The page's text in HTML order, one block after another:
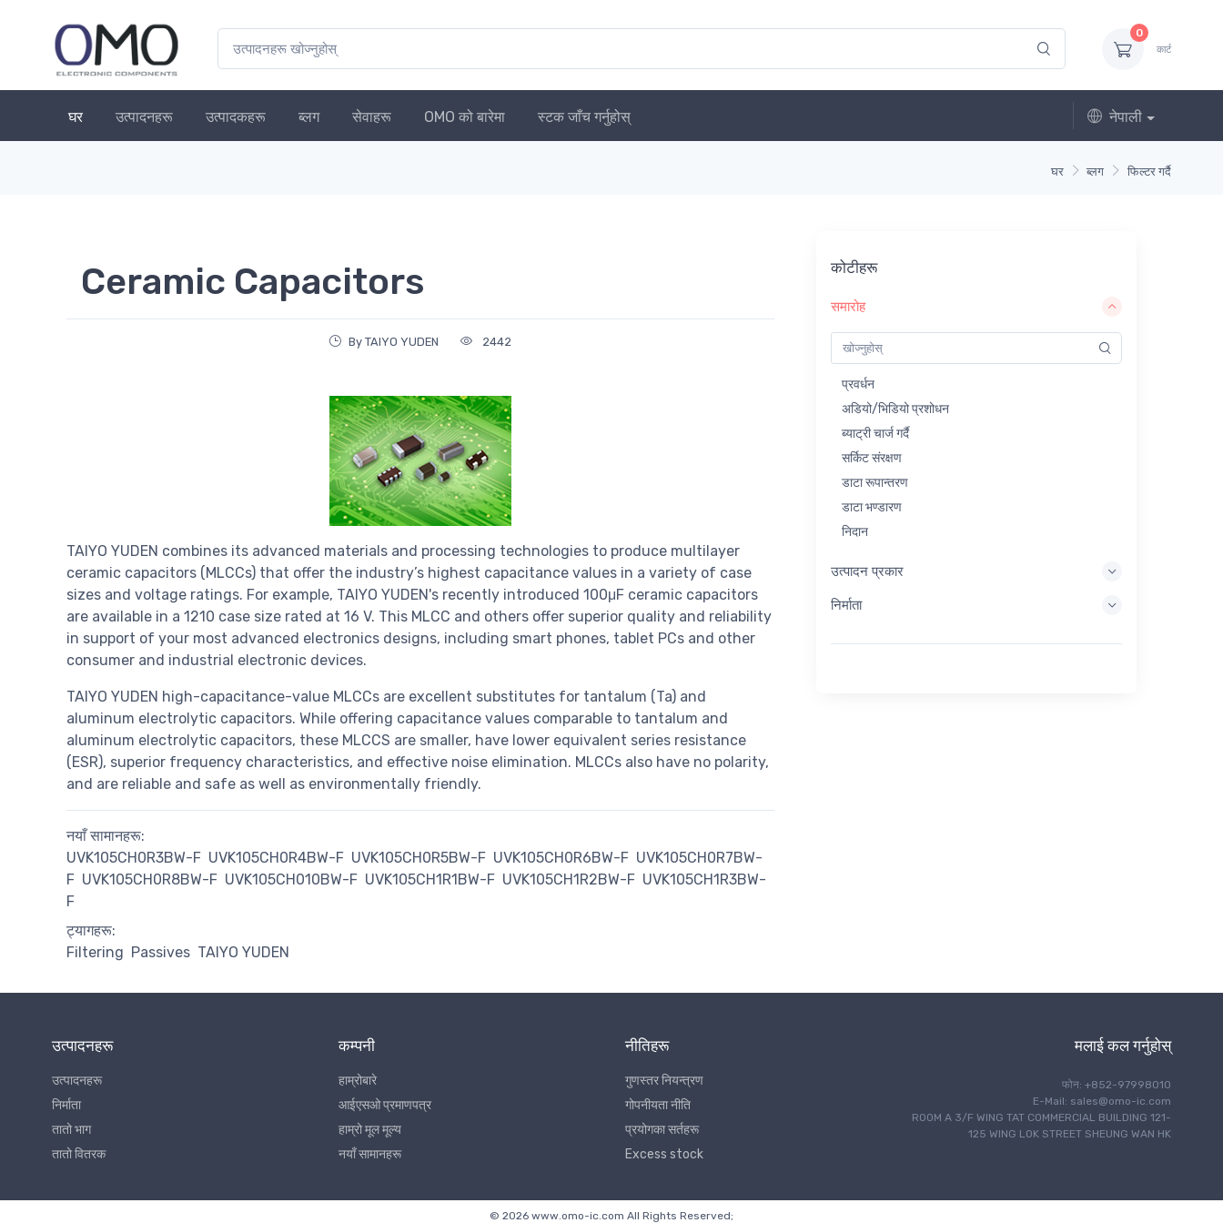
0
कार्ट
घर उत्पादनहरू उत्पादकहरू ब्लग सेवाहरू OMO को बारेमा स्टक जाँच गर्नुहोस् नेपाली
घर ब्लग फिल्टर गर्दै
Ceramic Capacitors
By TAIYO YUDEN 2442
TAIYO YUDEN combines its advanced materials and processing technologies to produce multilayer
ceramic capacitors (MLCCs) that offer the industry’s highest capacitance values in a variety of case
sizes and voltage ratings. For example, TAIYO YUDEN's recently introduced 100μF ceramic capacitors
are available in a 1210 case size rated at 16 V. This MLCC and others offer superior quality and reliability
in support of your most advanced electronics designs, including smart phones, tablet PCs and other
consumer and industrial electronic devices.
TAIYO YUDEN high-capacitance-value MLCCs are excellent substitutes for tantalum (Ta) and
aluminum electrolytic capacitors. While offering capacitance values comparable to tantalum and
aluminum electrolytic capacitors, these MLCCS are smaller, have lower equivalent series resistance
(ESR), superior frequency characteristics, and effective noise elimination. MLCCs also have no polarity,
and are reliable and safe as well as environmentally friendly.
नयाँ सामानहरू:
UVK105CH0R3BW-F UVK105CH0R4BW-F UVK105CH0R5BW-F UVK105CH0R6BW-F UVK105CH0R7BW-
F UVK105CH0R8BW-F UVK105CH010BW-F UVK105CH1R1BW-F UVK105CH1R2BW-F UVK105CH1R3BW-
F
ट्यागहरू:
Filtering Passives TAIYO YUDEN
कोटीहरू
समारोह
प्रवर्धन
अडियो/भिडियो प्रशोधन
ब्याट्री चार्ज गर्दै
सर्किट संरक्षण
डाटा रूपान्तरण
डाटा भण्डारण
निदान
इम्बेडेड प्रशोधन
ऊर्जा सङ्कलन
उत्पादन प्रकार
निर्माता
उत्पादनहरू
उत्पादनहरू
निर्माता
तातो भाग
तातो वितरक
कम्पनी
हाम्रोबारे
आईएसओ प्रमाणपत्र
हाम्रो मूल मूल्य
नयाँ सामानहरू
नीतिहरू
गुणस्तर नियन्त्रण
गोपनीयता नीति
प्रयोगका सर्तहरू
Excess stock
मलाई कल गर्नुहोस्
फोन: +852-97998010
E-Mail: sales@omo-ic.com
ROOM A 3/F WING TAT COMMERCIAL BUILDING 121-
125 WING LOK STREET SHEUNG WAN HK
© 2026 www.omo-ic.com All Rights Reserved;